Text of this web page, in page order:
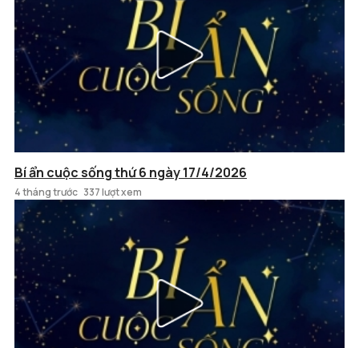
Bí ẩn cuộc sống thứ 6 ngày 17/4/2026
4 tháng trước 337 lượt xem